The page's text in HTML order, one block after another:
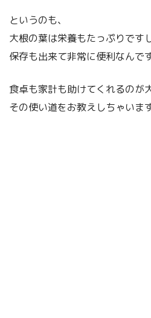
というのも、
大根の葉は栄養もたっぷりですし
保存も出来て非常に便利なんです
食卓も家計も助けてくれるのが
その使い道をお教えしちゃいます